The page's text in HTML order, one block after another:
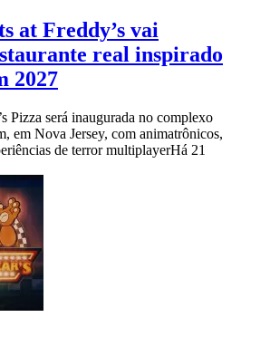
at Freddy’s vai
real inspirado
2027
Pizza será inaugurada no complexo
em Nova Jersey, com animatrônicos,
de terror multiplayerHá 21